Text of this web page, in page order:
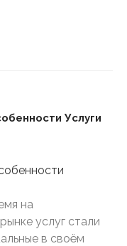
Услуги
на
услуг стали
в своём